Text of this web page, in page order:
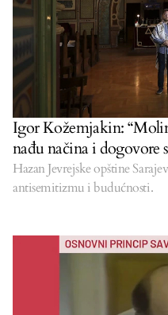
Igor Kožemjakin:
nađu načina i dogovore
Hazan Jevrejske opštine
antisemitizmu i budućnosti.